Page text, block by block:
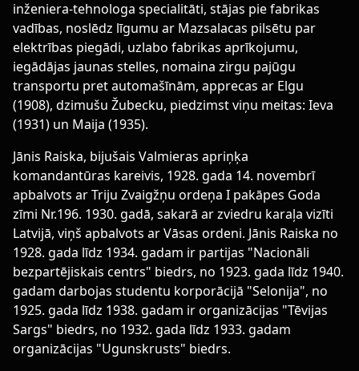
inženiera-tehnologa specialitāti, stājas pie fabrikas
vadības, noslēdz līgumu ar Mazsalacas pilsētu par
elektrības piegādi, uzlabo fabrikas aprīkojumu,
iegādājas jaunas stelles, nomaina zirgu pajūgu
transportu pret automašīnām, apprecas ar Elgu
(1908), dzimušu Žubecku, piedzimst viņu meitas: Ieva
(1931) un Maija (1935).
Jānis Raiska, bijušais Valmieras apriņķa
komandantūras kareivis, 1928. gada 14. novembrī
apbalvots ar Triju Zvaigžņu ordeņa I pakāpes Goda
zīmi Nr.196. 1930. gadā, sakarā ar zviedru karaļa vizīti
Latvijā, viņš apbalvots ar Vāsas ordeni. Jānis Raiska no
1928. gada līdz 1934. gadam ir partijas "Nacionāli
bezpartējiskais centrs" biedrs, no 1923. gada līdz 1940.
gadam darbojas studentu korporācijā "Selonija", no
1925. gada līdz 1938. gadam ir organizācijas "Tēvijas
Sargs" biedrs, no 1932. gada līdz 1933. gadam
organizācijas "Ugunskrusts" biedrs.